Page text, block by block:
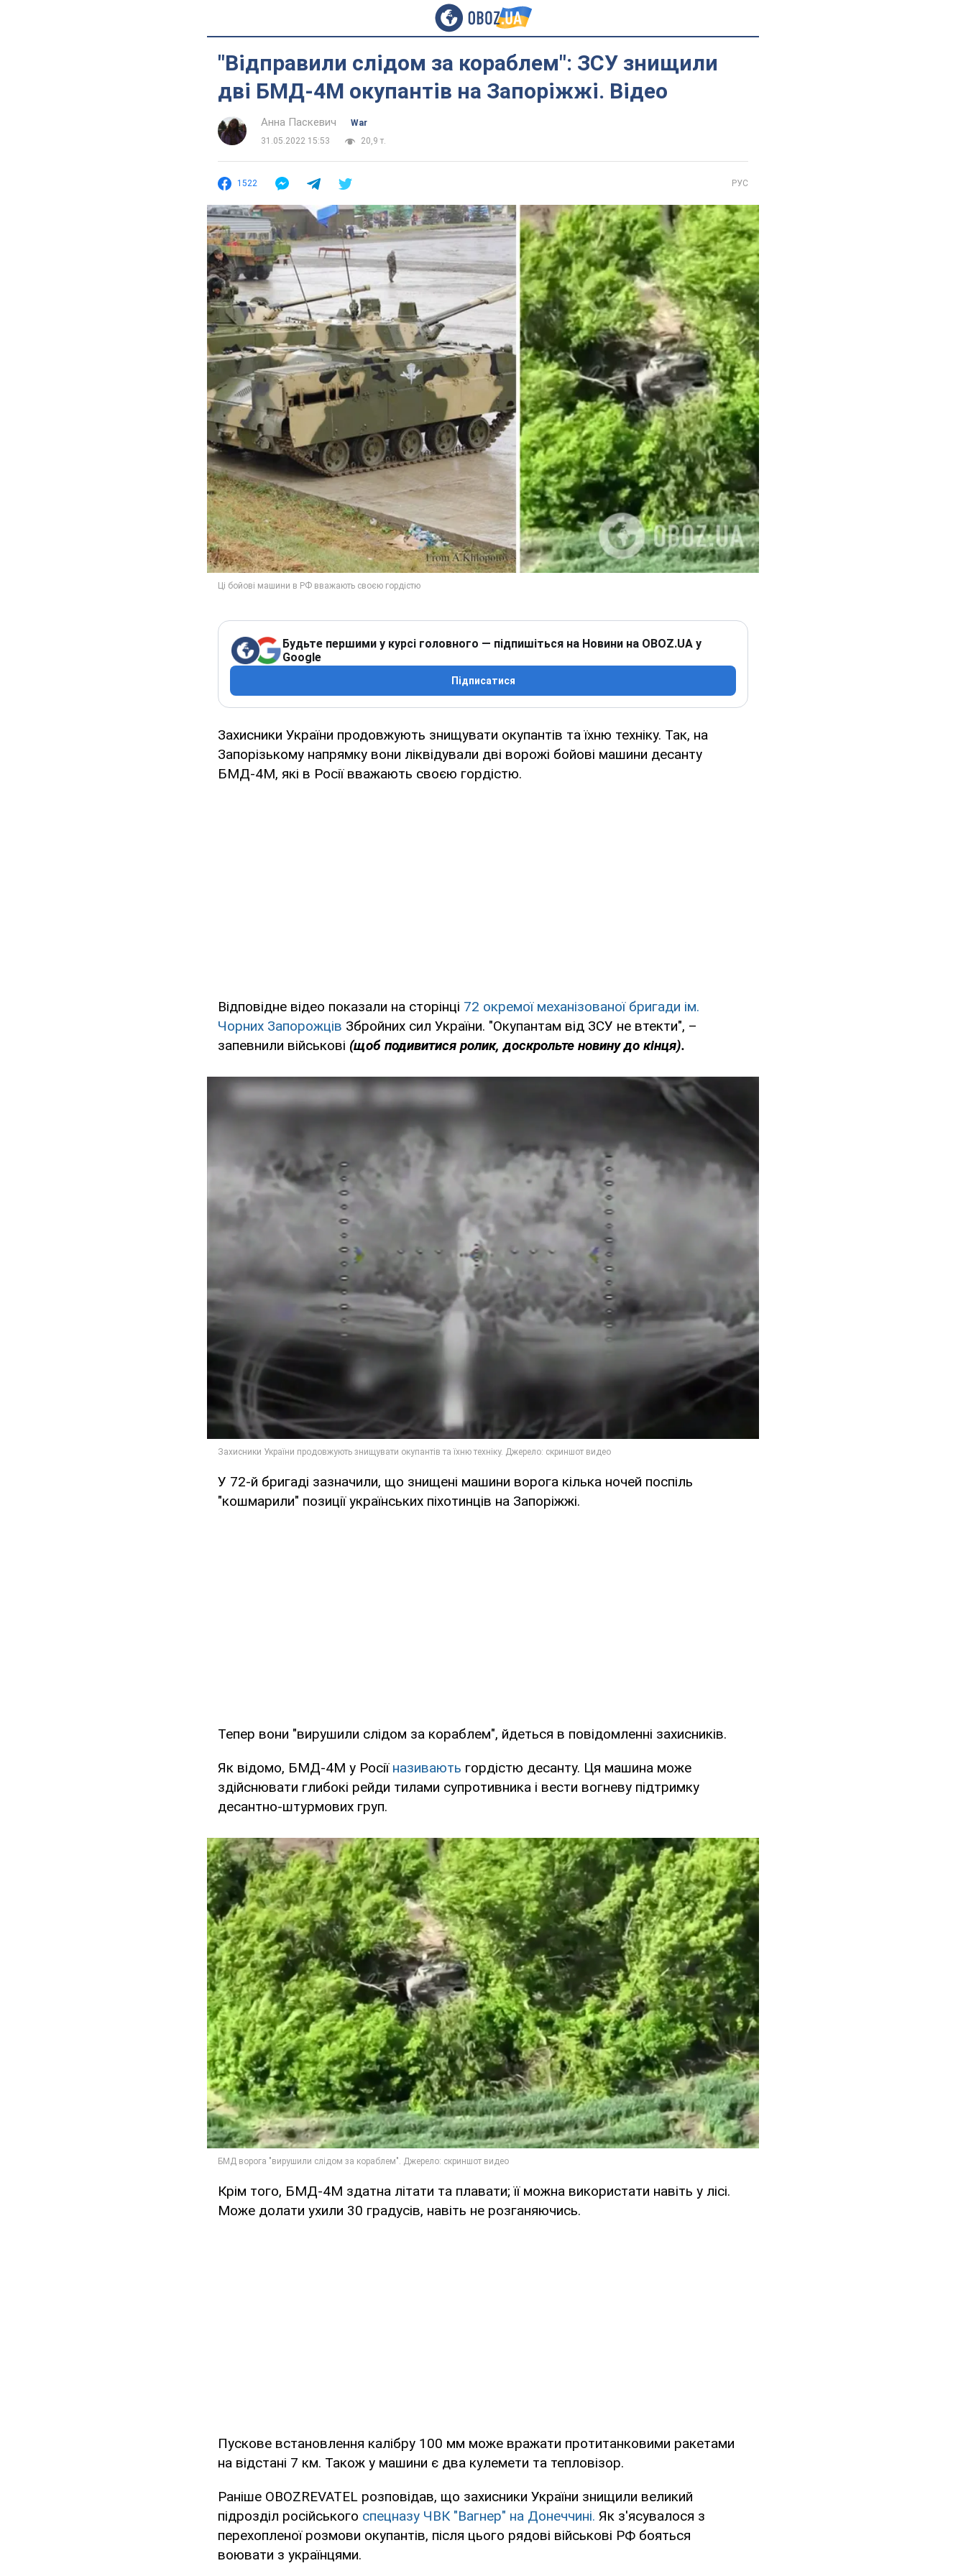
"Відправили слідом за кораблем": ЗСУ знищили
дві БМД-4М окупантів на Запоріжжі. Відео
Анна Паскевич
War
31.05.2022 15:53
20,9 т.
1522 РУС
Будьте першими у курсі головного — підпишіться на Новини на OBOZ.UA у
Google
Підписатися
Захисники України продовжують знищувати окупантів та їхню техніку. Так, на
Запорізькому напрямку вони ліквідували дві ворожі бойові машини десанту
БМД-4М, які в Росії вважають своєю гордістю.
Відповідне відео показали на сторінці 72 окремої механізованої бригади ім.
Чорних Запорожців Збройних сил України. "Окупантам від ЗСУ не втекти", –
запевнили військові (щоб подивитися ролик, доскрольте новину до кінця).
У 72-й бригаді зазначили, що знищені машини ворога кілька ночей поспіль
"кошмарили" позиції українських піхотинців на Запоріжжі.
Тепер вони "вирушили слідом за кораблем", йдеться в повідомленні захисників.
Як відомо, БМД-4М у Росії називають гордістю десанту. Ця машина може
здійснювати глибокі рейди тилами супротивника і вести вогневу підтримку
десантно-штурмових груп.
Крім того, БМД-4М здатна літати та плавати; її можна використати навіть у лісі.
Може долати ухили 30 градусів, навіть не розганяючись.
Пускове встановлення калібру 100 мм може вражати протитанковими ракетами
на відстані 7 км. Також у машини є два кулемети та тепловізор.
Раніше OBOZREVATEL розповідав, що захисники України знищили великий
підрозділ російського спецназу ЧВК "Вагнер" на Донеччині. Як з'ясувалося з
перехопленої розмови окупантів, після цього рядові військові РФ бояться
воювати з українцями.